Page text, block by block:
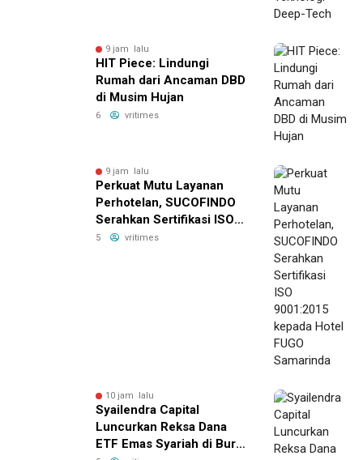
9 jam lalu
HIT Piece: Lindungi
Rumah dari Ancaman DBD
di Musim Hujan
6 vritimes
9 jam lalu
Perkuat Mutu Layanan
Perhotelan, SUCOFINDO
Serahkan Sertifikasi ISO
9001:2015 kepada Hotel
5 vritimes
10 jam lalu
Syailendra Capital
Luncurkan Reksa Dana
ETF Emas Syariah di Bursa